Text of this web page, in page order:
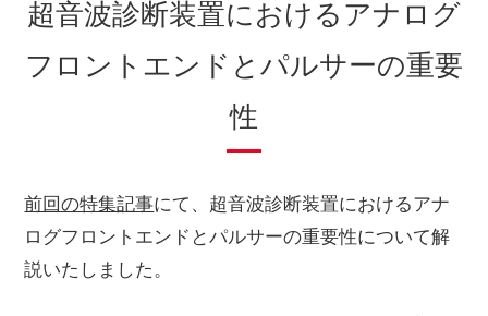
超音波診断装置におけるアナログ
フロントエンドとパルサーの重要
性
前回の特集記事にて、超音波診断装置におけるアナ
ログフロントエンドとパルサーの重要性について解
説いたしました。